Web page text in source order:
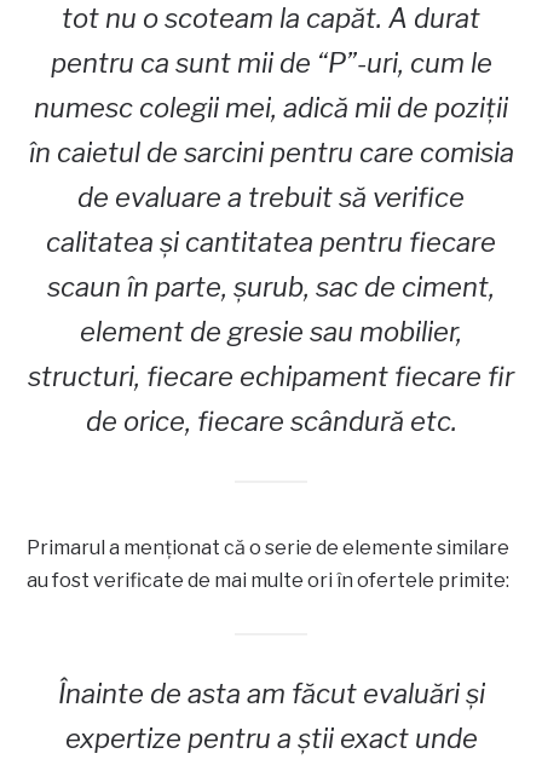
tot nu o scoteam la capăt. A durat
pentru ca sunt mii de “P”-uri, cum le
numesc colegii mei, adică mii de poziții
în caietul de sarcini pentru care comisia
de evaluare a trebuit să verifice
calitatea și cantitatea pentru fiecare
scaun în parte, șurub, sac de ciment,
element de gresie sau mobilier,
structuri, fiecare echipament fiecare fir
de orice, fiecare scândură etc.
Primarul a menționat că o serie de elemente similare
au fost verificate de mai multe ori în ofertele primite:
Înainte de asta am făcut evaluări și
expertize pentru a știi exact unde